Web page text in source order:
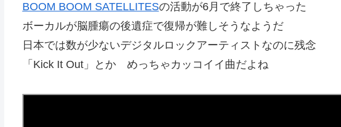
BOOM BOOM SATELLITESの活動が6月で終了しちゃった
ボーカルが脳腫瘍の後遺症で復帰が難しそうなようだ
日本では数が少ないデジタルロックアーティストなのに残念
「Kick It Out」とか めっちゃカッコイイ曲だよね